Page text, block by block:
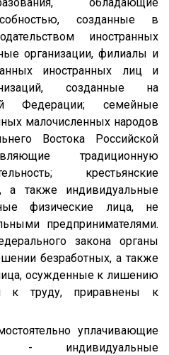
созданные в
иностранных
организации, филиалы и
иностранных лиц и
созданные на
Федерации; семейные
малочисленных народов
Востока Российской
традиционную
крестьянские
а также индивидуальные
физические лица, не
предпринимателями.
закона органы
безработных, а также
осужденные к лишению
к труду, приравнены к
уплачивающие
- индивидуальные